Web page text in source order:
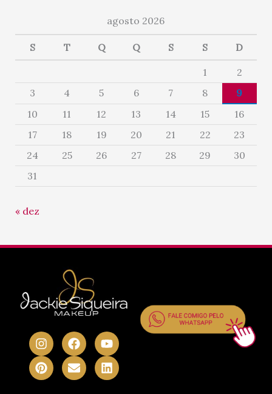
agosto 2026
S T Q Q S S D
1
2
3
4 5 6 7 8
9
10
11 12 13 14 15
16
17
18 19 20 21 22
23
24
25 26 27 28 29
30
31
« dez
I
n
s
t
a
F
a
c
e
b
Y
o
u
t
u
P
i
n
t
e
E
n
v
e
l
L
i
n
k
e